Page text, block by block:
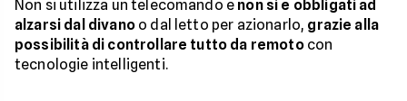
Non si utilizza un telecomando e non si è obbligati ad
alzarsi dal divanoo dal letto per azionarlo, grazie alla
possibilità di controllare tutto da remotocon
tecnologie intelligenti.